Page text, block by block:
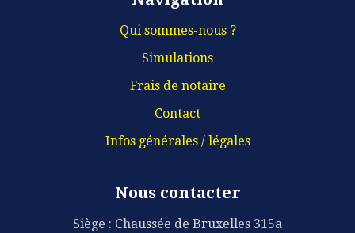
Qui sommes-nous ?
Simulations
Frais de notaire
Contact
Infos générales / légales
Nous contacter
Siège : Chaussée de Bruxelles 315a